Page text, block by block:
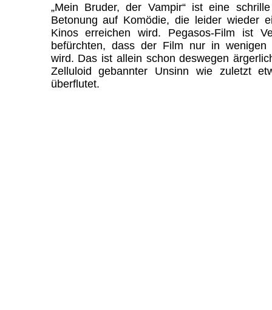
„Mein Bruder, der Vampir“ ist eine
Betonung auf Komödie, die leider wieder
Kinos erreichen wird. Pegasos-Film ist
befürchten, dass der Film nur in wenigen
wird. Das ist allein schon deswegen
Zelluloid gebannter Unsinn wie zuletzt
überflutet.